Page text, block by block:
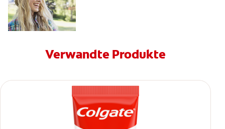
Verwandte Produkte